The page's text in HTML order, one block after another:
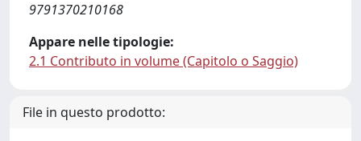
9791370210168
Appare nelle tipologie:
2.1 Contributo in volume (Capitolo o Saggio)
File in questo prodotto: